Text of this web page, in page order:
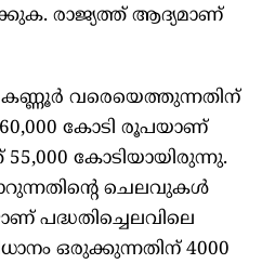
രാജ്യത്ത് ആദ്യമാണ്
വരെയെത്തുന്നതിന്
കോടി രൂപയാണ്
55,000 കോടിയായിരുന്നു.
ചെലവുകൾ
പദ്ധതിച്ചെലവിലെ
ഒരുക്കുന്നതിന് 4000